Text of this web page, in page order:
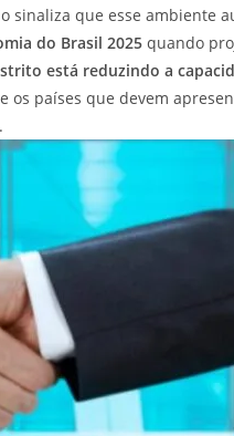
sinaliza que esse ambiente
do Brasil 2025 quando
está reduzindo a
países que devem